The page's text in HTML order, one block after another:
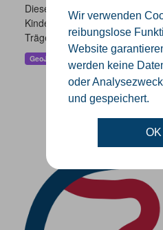
Wir verwenden
reibungslose
Website
werden keine
oder
und gespeichert.
OK
Dieser Datensatz beinhaltet die
Kindertagesstätten im Kreis
Träger und
GeoJSON SHP